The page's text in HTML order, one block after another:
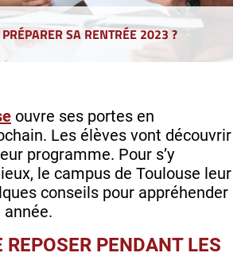
SA RENTRÉE 2023 ?
ouvre ses portes en
Les élèves vont découvrir
programme. Pour s’y
le campus de Toulouse leur
conseils pour appréhender
REPOSER PENDANT LES